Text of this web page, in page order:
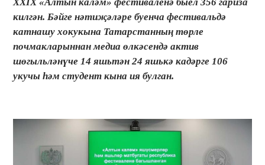
XXIX «Алтын каләм» фестиваленә быел 356 гариза
килгән. Бәйге нәтиҗәләре буенча фестивальдә
катнашу хокукына Татарстанның төрле
почмакларыннан медиа өлкәсендә актив
шөгыльләнүче 14 яшьтән 24 яшькә кадәрге 106
укучы һәм студент кына ия булган.